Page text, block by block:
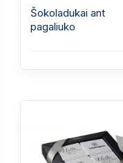
Šokoladukai ant
pagaliuko